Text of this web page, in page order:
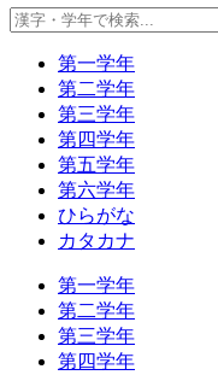
第一学年
第二学年
第三学年
第四学年
第五学年
第六学年
ひらがな
カタカナ
第一学年
第二学年
第三学年
第四学年